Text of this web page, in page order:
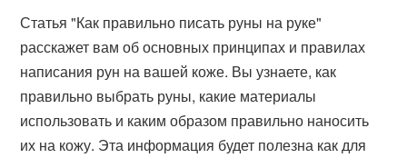
Статья "Как правильно писать руны на руке"
расскажет вам об основных принципах и правилах
написания рун на вашей коже. Вы узнаете, как
правильно выбрать руны, какие материалы
использовать и каким образом правильно наносить
их на кожу. Эта информация будет полезна как для